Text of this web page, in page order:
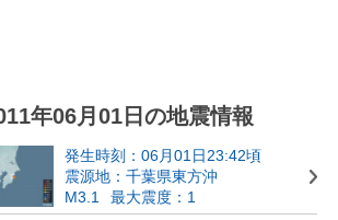
年06月01日の地震情報
発生時刻：06月01日23:42頃
震源地：千葉県東方沖
M3.1
最大震度：1